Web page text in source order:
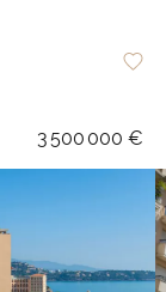
3 500 000 €